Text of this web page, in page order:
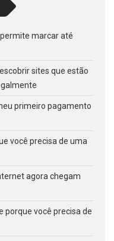
marcar até
sites que estão
primeiro pagamento
você precisa de uma
agora chegam
porque você precisa de